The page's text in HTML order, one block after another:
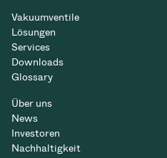
Vakuumventile
Lösungen
Services
Downloads
Glossary
Über uns
News
Investoren
Nachhaltigkeit